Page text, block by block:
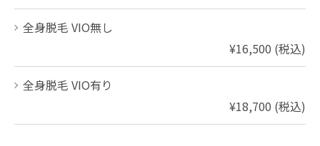
全身脱毛 VIO無し
¥16,500 (税込)
全身脱毛 VIO有り
¥18,700 (税込)